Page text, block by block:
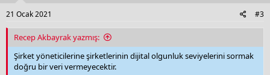
s
21 Ocak 2021 #3
Recep Akbayrak yazmış:
Şirket yöneticilerine şirketlerinin dijital olgunluk seviyelerini sormak
doğru bir veri vermeyecektir.